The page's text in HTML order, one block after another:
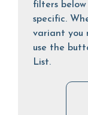
filters
specific.
variant you
use the
List.